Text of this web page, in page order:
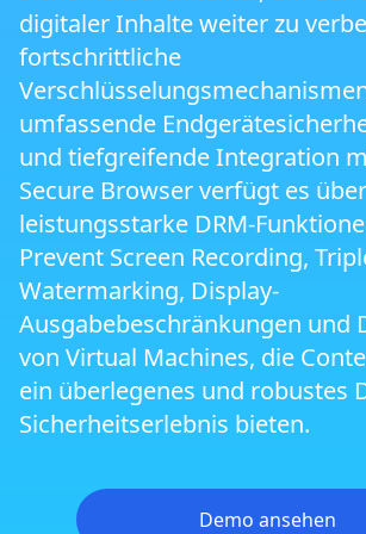
Sicherheitsbrowser ZJGet der
Generation
Smart Prevent Screen
Mehrbildschirmschutz
Triple-Wasserzeichen-Schutz
Virtual Machine und Cloud PC
Cross-Platform DRM
digitaler Inhalte weiter zu
fortschrittliche
umfassende
und tiefgreifende Integration
Secure Browser verfügt es über
leistungsstarke DRM-
Prevent Screen Recording,
Watermarking, Display-
Ausgabebeschränkungen und
von Virtual Machines, die
ein überlegenes und robustes
Sicherheitserlebnis bieten.
Demo ansehen